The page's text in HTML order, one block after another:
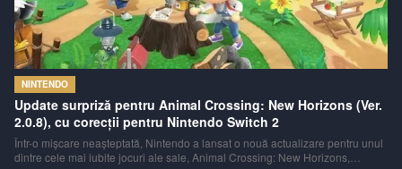
NINTENDO
Update surpriză pentru Animal Crossing: New Horizons (Ver.
2.0.8), cu corecții pentru Nintendo Switch 2
Într-o mișcare neașteptată, Nintendo a lansat o nouă actualizare pentru unul
dintre cele mai iubite jocuri ale sale, Animal Crossing: New Horizons,